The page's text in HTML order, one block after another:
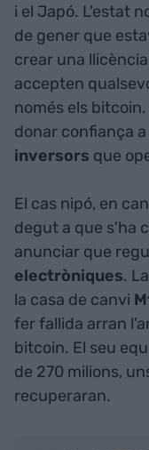
i el Japó. L'estat
de gener que
crear una
accepten
només els
donar confiança
inversors que
El cas nipó, en
degut a que s'ha
anunciar que
electròniques.
la casa de canvi
fer fallida arran
bitcoin. El seu
de 270 milions,
recuperaran.